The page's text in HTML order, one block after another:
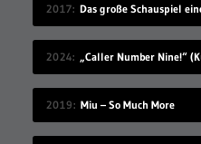
2017
2024 „Caller Number Nine!“
2019 Miu – So Much More